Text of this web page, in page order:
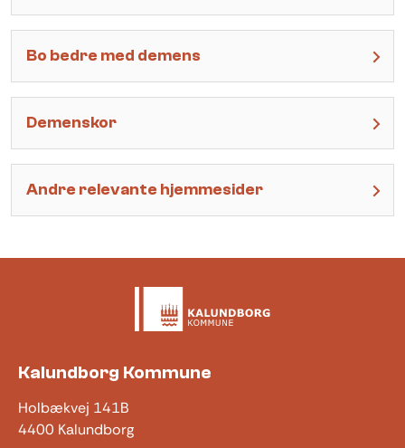
Bo bedre med demens
Demenskor
Andre relevante hjemmesider
Kalundborg Kommune
Holbækvej 141B
4400 Kalundborg